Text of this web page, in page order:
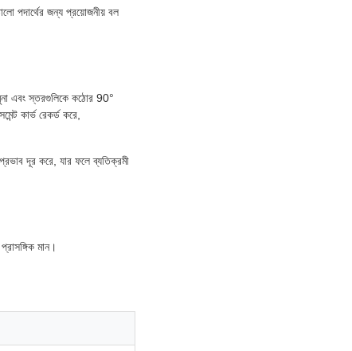
পদার্থের জন্য প্রয়োজনীয় বল
এবং স্তরগুলিকে কঠোর 90°
কার্ভ রেকর্ড করে,
দূর করে, যার ফলে ব্যতিক্রমী
মান।